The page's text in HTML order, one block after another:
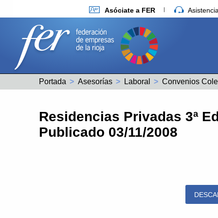
Asóciate a FER
Portada Asesorías Laboral Convenios
Residencias Privadas 3ª
Publicado 03/11/2008